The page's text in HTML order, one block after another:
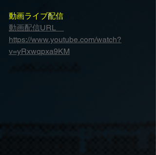
動画ライブ配信
動画配信URL
https://www.youtube.com/watch?
v=yRxwqpxa9KM